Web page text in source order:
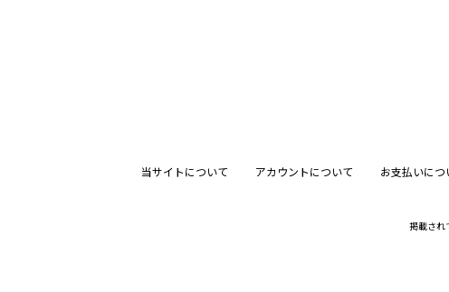
当サイトについて アカウントについて お支払いにつ
掲載され